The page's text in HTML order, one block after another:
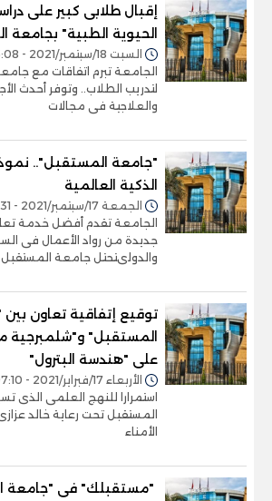
إقبال طلابى كبير على
الحيوية الطبية" بجامعة
السبت 18/سبتمبر/2021 - 05:08 م
الجامعة تبرم اتفاقات مع
لتدريب الطلاب.. وتوفر أحدث
والعلاجية فى مجالات
"جامعة المستقبل"..
الذكية العالمية
الجمعة 17/سبتمبر/2021 - 06:31 م
الجامعة تقدم أفضل خدمة
جديدة من رواد الأعمال فى
والدولىتحتل جامعة المستقبل
توقيع إتفاقية تعاون
المستقبل" و"شلمبرجية
على "هندسة البترول"
الأربعاء 17/فبراير/2021 - 07:10 م
استمرارا للنهج العلمى الذى
المستقبل تحت رعاية خالد
الأمناء